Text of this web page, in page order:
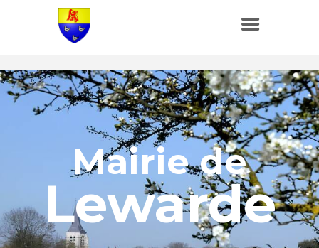
Mairie de
Lewarde